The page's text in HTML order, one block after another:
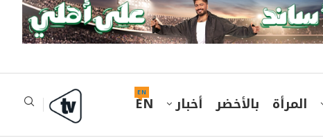
EN
EN